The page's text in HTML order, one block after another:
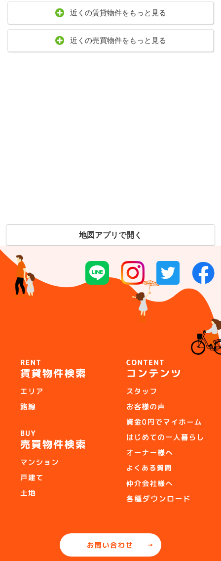
近くの賃貸物件をもっと見る
近くの売買物件をもっと見る
地図アプリで開く